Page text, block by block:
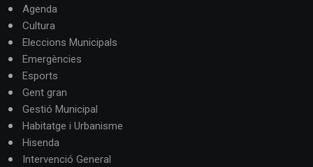
Agenda
Cultura
Eleccions Municipals
Emergències
Esports
Gent gran
Gestió Municipal
Habitatge i Urbanisme
Hisenda
Intervenció General